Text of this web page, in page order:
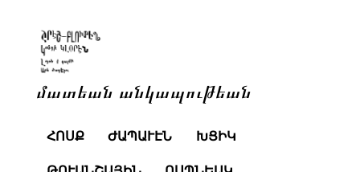
մատեան անկապութեան
ՀՈՍՔ ԺԱՊԱՒԷՆ ԽՑԻԿ